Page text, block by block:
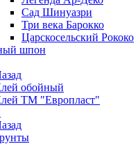
Сад Шинуазри
Три века Барокко
Царскосельский Рококо
шпон
обойный
ТМ "Европласт"